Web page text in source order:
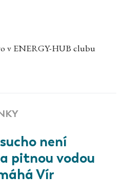
v ENERGY-HUB clubu
není
pitnou vodou
Vír